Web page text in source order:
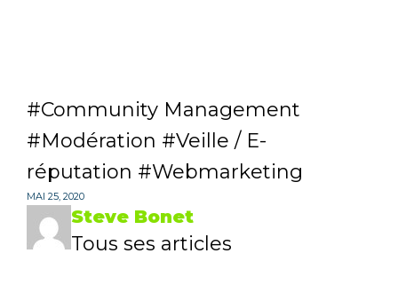
Community Management
Modération
Veille / E-
réputation
Webmarketing
MAI 25, 2020
Steve Bonet
Tous ses articles